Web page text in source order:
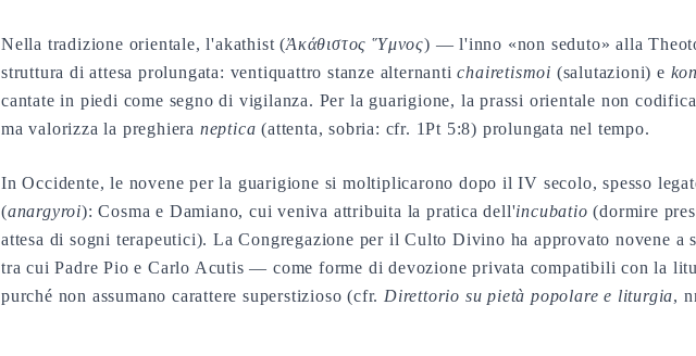
Nella tradizione orientale, l'akathist (Ἀκάθιστος Ὕμνος) — l'inno «non seduto» alla
struttura di attesa prolungata: ventiquattro stanze alternantichairetismoi (salutazioni) e
cantate in piedi come segno di vigilanza. Per la guarigione, la prassi orientale non
ma valorizza la preghiera neptica (attenta, sobria: cfr. 1Pt 5:8) prolungata nel tempo.
In Occidente, le novene per la guarigione si moltiplicarono dopo il IV secolo, spesso
(anargyroi): Cosma e Damiano, cui veniva attribuita la pratica dell'incubatio (dormire
attesa di sogni terapeutici). La Congregazione per il Culto Divino ha approvato novene
tra cui Padre Pio e Carlo Acutis — come forme di devozione privata compatibili con la
purché non assumano carattere superstizioso (cfr. Direttorio su pietà popolare e liturgia,